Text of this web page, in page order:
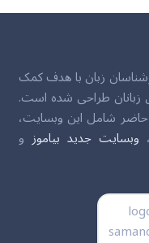
زبان با هدف کمک
زبانان طراحی شده است.
شامل این وبسایت،
، وبسایت جدید بیاموز و